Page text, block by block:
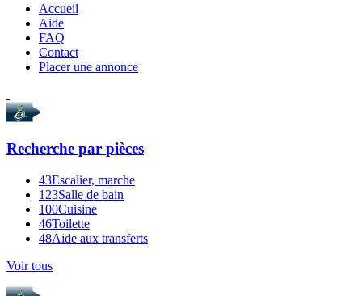
Accueil
Aide
FAQ
Contact
Placer une annonce
Recherche par pièces
43Escalier, marche
123Salle de bain
100Cuisine
46Toilette
48Aide aux transferts
Voir tous